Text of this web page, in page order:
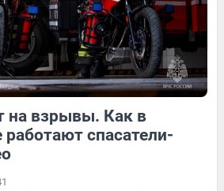
Обсудить
на взрывы. Как в
работают спасатели-